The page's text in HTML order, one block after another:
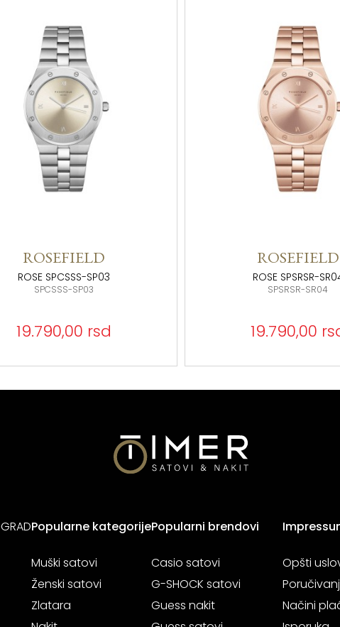
ROSEFIELD
ROSE SPCSSS-SP03
SPCSSS-SP03
19.790,00 rsd
ROSEFIELD
ROSE SPSRSR-
SPSRSR-SR04
19.790,00
Popularne kategorije
Muški satovi
Ženski satovi
Zlatara
Popularni brendovi
Casio satovi
G-SHOCK satovi
Guess nakit
Opšti
Načini